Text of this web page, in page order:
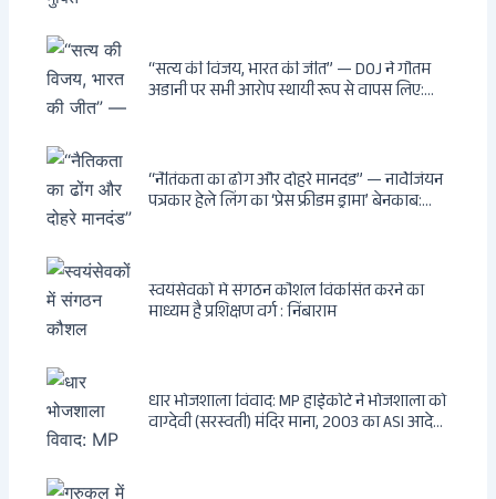
“सत्य की विजय, भारत की जीत” — DOJ ने गौतम
अडानी पर सभी आरोप स्थायी रूप से वापस लिए:
“नैतिकता का ढोंग और दोहरे मानदंड” — नार्वेजियन
पत्रकार हेले लिंग का ‘प्रेस फ्रीडम ड्रामा’ बेनकाब:
स्वयंसेवकों में संगठन कौशल विकसित करने का
माध्यम है प्रशिक्षण वर्ग : निंबाराम
धार भोजशाला विवाद: MP हाईकोर्ट ने भोजशाला को
वाग्देवी (सरस्वती) मंदिर माना, 2003 का ASI आदेश